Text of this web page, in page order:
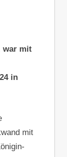
war mit
in
mit